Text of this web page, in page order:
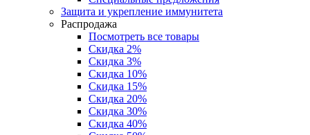
Защита и укрепление иммунитета
Распродажа
Посмотреть все товары
Скидка 2%
Скидка 3%
Скидка 10%
Скидка 15%
Скидка 20%
Скидка 30%
Скидка 40%